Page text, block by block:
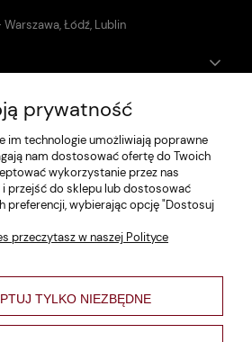
Łódź, Lublin
prywatność
im technologie umożliwiają poprawne
nam dostosować ofertę do Twoich
wykorzystanie przez nas
przejść do sklepu lub dostosować
preferencji, wybierając opcję "Dostosuj
przeczytasz w naszej Polityce
TYLKO NIEZBĘDNE